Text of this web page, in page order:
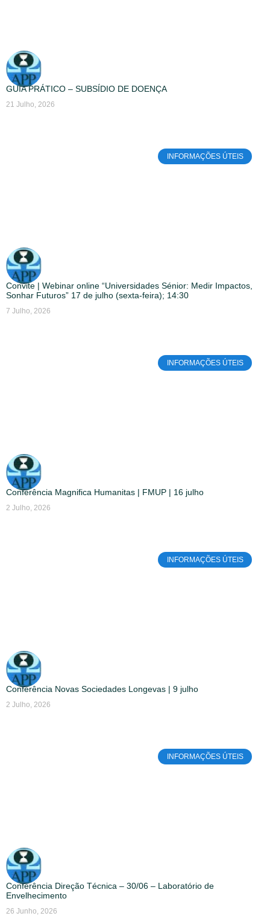
GUIA PRÁTICO – SUBSÍDIO DE DOENÇA
21 Julho, 2026
INFORMAÇÕES ÚTEIS
Convite | Webinar online “Universidades Sénior: Medir Impactos,
Sonhar Futuros” 17 de julho (sexta-feira); 14:30
7 Julho, 2026
INFORMAÇÕES ÚTEIS
Conferência Magnifica Humanitas | FMUP | 16 julho
2 Julho, 2026
INFORMAÇÕES ÚTEIS
Conferência Novas Sociedades Longevas | 9 julho
2 Julho, 2026
INFORMAÇÕES ÚTEIS
Conferência Direção Técnica – 30/06 – Laboratório de
Envelhecimento
26 Junho, 2026